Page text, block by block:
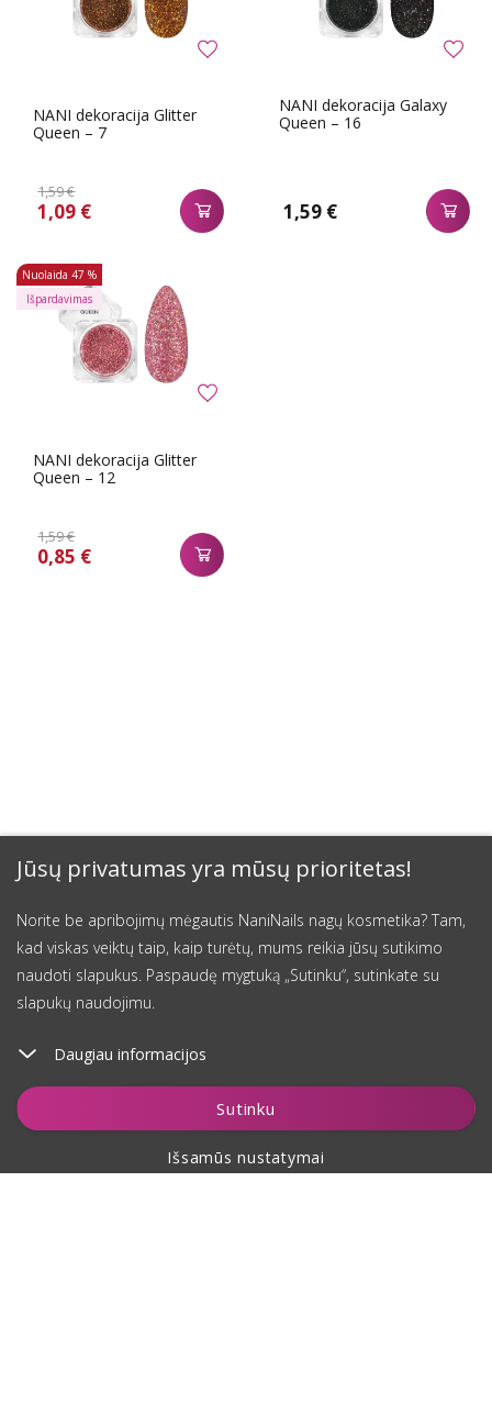
Jūsų privatumas yra mūsų prioritetas!
Norite be apribojimų mėgautis NaniNails nagų kosmetika? Tam,
kad viskas veiktų taip, kaip turėtų, mums reikia jūsų sutikimo
naudoti slapukus. Paspaudę mygtuką „Sutinku“, sutinkate su
slapukų naudojimu.
Daugiau informacijos
Sutinku
Išsamūs nustatymai
NANI dekoracija Glitter
Queen – 7
1,59 €
1,09 €
NANI dekoracija Galaxy
Queen – 16
1,59 €
NANI dekoracija Glitter
Queen – 12
1,59 €
0,85 €
Nuolaida 47 %
Išpardavimas